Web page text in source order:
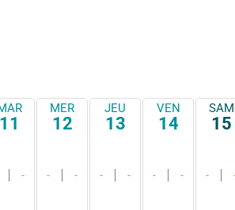
11
-
MER
12
- -
JEU
13
- -
VEN
14
- -
SAM
15
-